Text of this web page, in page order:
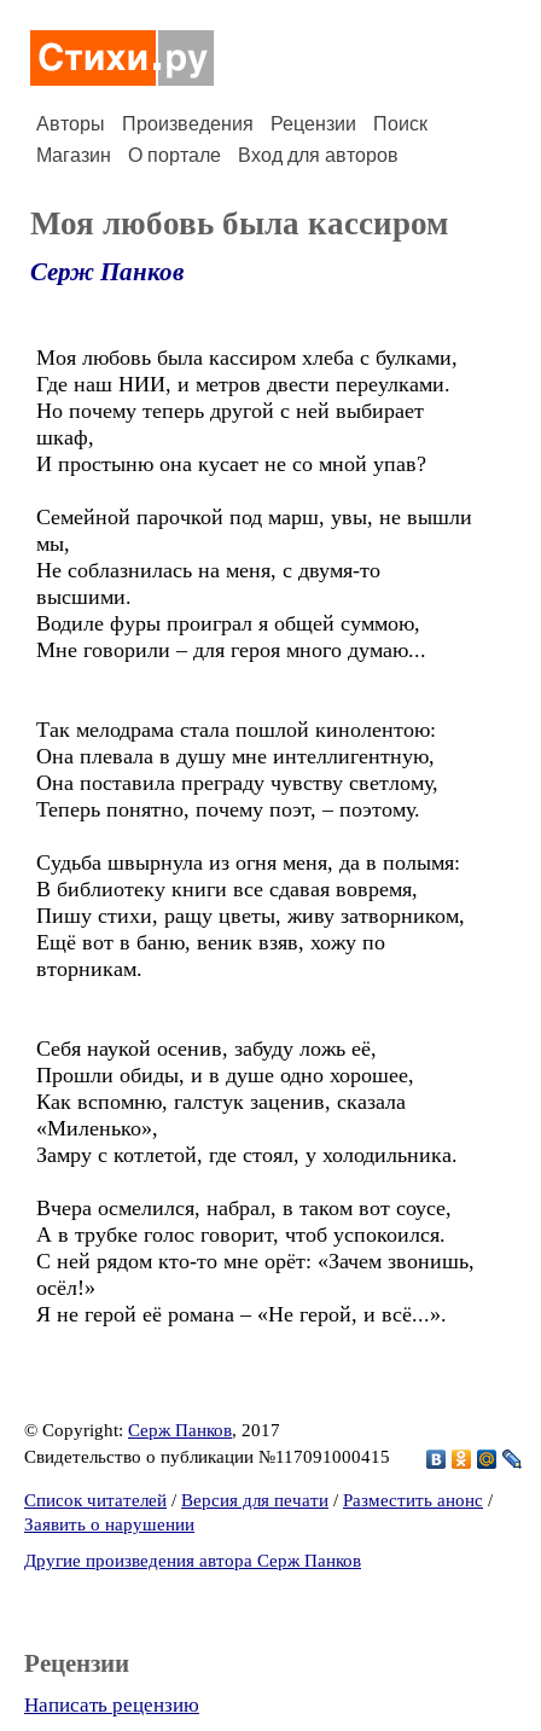
Авторы Произведения Рецензии
Поиск
Магазин
О портале Вход для авторов
Моя любовь была кассиром
Серж Панков
Моя любовь была кассиром хлеба с булками,
Где наш НИИ, и метров двести переулками.
Но почему теперь другой с ней выбирает
шкаф,
И простыню она кусает не со мной упав?
Семейной парочкой под марш, увы, не вышли
мы,
Не соблазнилась на меня, с двумя-то
высшими.
Водиле фуры проиграл я общей суммою,
Мне говорили – для героя много думаю...
Так мелодрама стала пошлой кинолентою:
Она плевала в душу мне интеллигентную,
Она поставила преграду чувству светлому,
Теперь понятно, почему поэт, – поэтому.
Судьба швырнула из огня меня, да в полымя:
В библиотеку книги все сдавая вовремя,
Пишу стихи, ращу цветы, живу затворником,
Ещё вот в баню, веник взяв, хожу по
вторникам.
Себя наукой осенив, забуду ложь её,
Прошли обиды, и в душе одно хорошее,
Как вспомню, галстук заценив, сказала
«Миленько»,
Замру с котлетой, где стоял, у холодильника.
Вчера осмелился, набрал, в таком вот соусе,
А в трубке голос говорит, чтоб успокоился.
С ней рядом кто-то мне орёт: «Зачем звонишь,
осёл!»
Я не герой её романа – «Не герой, и всё...».
© Copyright: Серж Панков, 2017
Свидетельство о публикации №117091000415
Список читателей / Версия для печати / Разместить анонс /
Заявить о нарушении
Другие произведения автора Серж Панков
Рецензии
Написать рецензию